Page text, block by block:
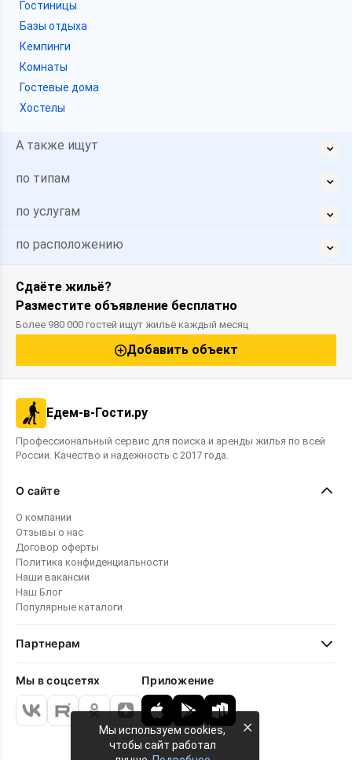
Гостиницы
Базы отдыха
Кемпинги
Комнаты
Гостевые дома
Хостелы
А также ищут
по типам
по услугам
по расположению
Сдаёте жильё?
Разместите объявление бесплатно
Более 980 000 гостей ищут жильё каждый месяц
Добавить объект
Едем-в-Гости.ру
Профессиональный сервис для поиска и аренды жилья по всей
России. Качество и надежность с 2017 года.
О сайте
О компании
Отзывы о нас
Договор оферты
Политика конфиденциальности
Наши вакансии
Наш Блог
Популярные каталоги
Партнерам
Мы в соцсетях Приложение
Мы используем cookies,
чтобы сайт работал
×